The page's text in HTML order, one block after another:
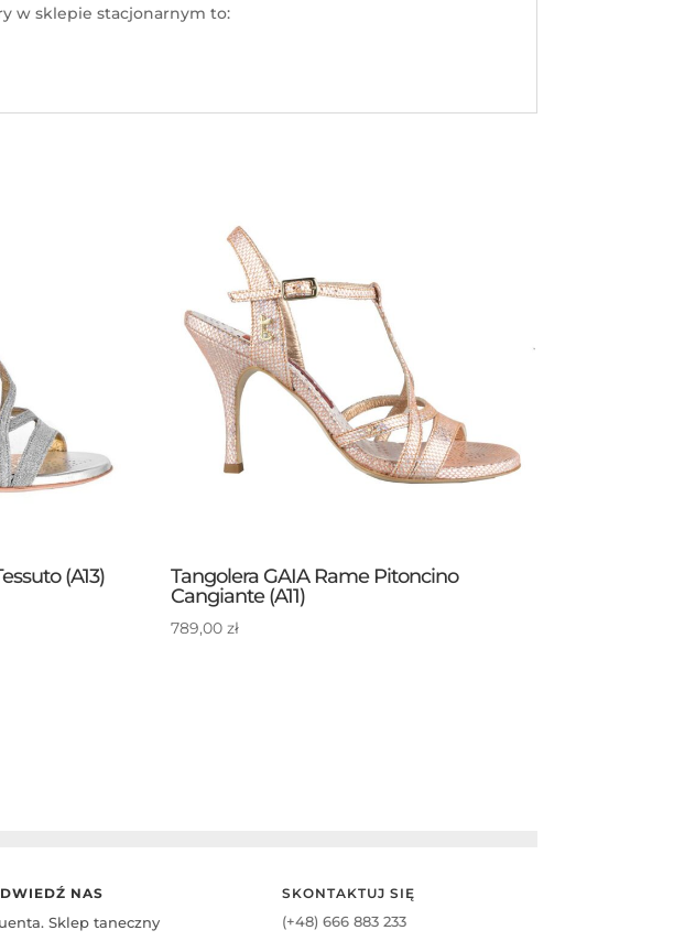
w sklepie stacjonarnym to:
(A13)
Tangolera GAIA Rame Pitoncino
Cangiante (A11)
789,00zł
NAS
Sklep taneczny
SKONTAKTUJ SIĘ
(+48) 666 883 233